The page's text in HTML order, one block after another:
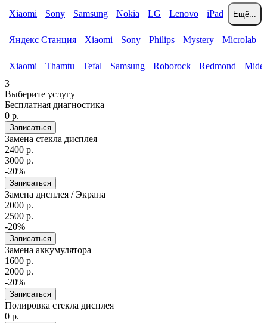
Xiaomi Sony Samsung Nokia LG Lenovo iPad Ещё...
Яндекс Станция Xiaomi Sony Philips Mystery Microlab
Xiaomi Thamtu Tefal Samsung Roborock Redmond
3
Выберите услугу
Бесплатная диагностика
0 р.
Записаться
Замена стекла дисплея
2400 р.
3000 р.
-20%
Записаться
Замена дисплея / Экрана
2000 р.
2500 р.
-20%
Записаться
Замена аккумулятора
1600 р.
2000 р.
-20%
Записаться
Полировка стекла дисплея
0 р.